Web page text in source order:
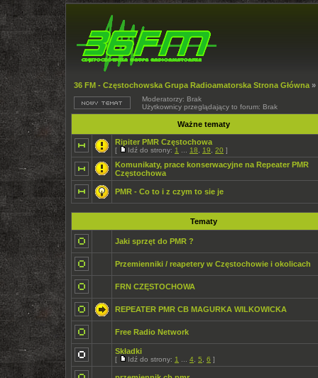
36 FM - Częstochowska Grupa Radioamatorska Strona Główna »
Moderatorzy: Brak
Użytkownicy przeglądający to forum: Brak
Ważne tematy
Ripiter PMR Częstochowa
[ Idź do strony: 1 18 19 20 ]
Komunikaty, prace konserwacyjne na Repeater PMR
Częstochowa
PMR - Co to i z czym to sie je
Tematy
Jaki sprzęt do PMR ?
Przemienniki / reapetery w Częstochowie i okolicach
FRN CZĘSTOCHOWA
REPEATER PMR CB MAGURKA WILKOWICKA
Free Radio Network
Składki
[ Idź do strony: 1 4 5 6 ]